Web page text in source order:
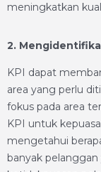
meningkatkan
2.
KPI dapat
area yang perlu
fokus pada area
KPI untuk
mengetahui
banyak pelanggan